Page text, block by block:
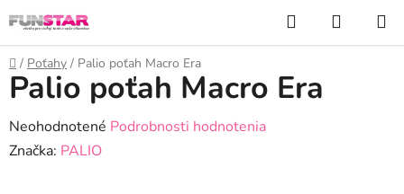
na
obsah
Hľadať
KOŠÍK
Domov
/ Poťahy / Palio poťah Macro Era
Palio poťah Macro Era
Priemerné
hodnotenie
Neohodnotené Podrobnosti hodnotenia
Značka: PALIO